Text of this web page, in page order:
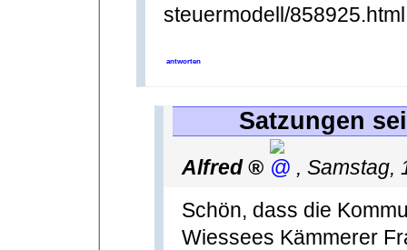
steuermodell/858925.html
antworten
Satzungen
Alfred , Samstag,
Schön, dass die
Wiessees Kämmerer